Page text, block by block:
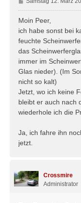
e
i
t
a
g
Moin Peer,
ich habe sonst bei
feuchte
das
immer im
Glas nieder). (Im
nicht so kalt)
Jetzt, wo ich keine
bleibt er auch nach
wiederhole ich die
Ja, ich fahre ihn
jetzt.
Crossmire
Administrator